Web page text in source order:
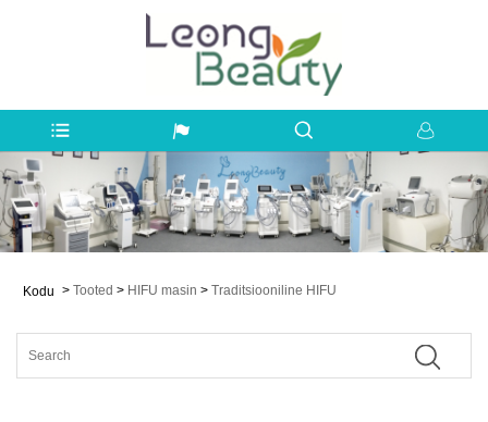
Kodu > Tooted > HIFU masin > Traditsiooniline HIFU